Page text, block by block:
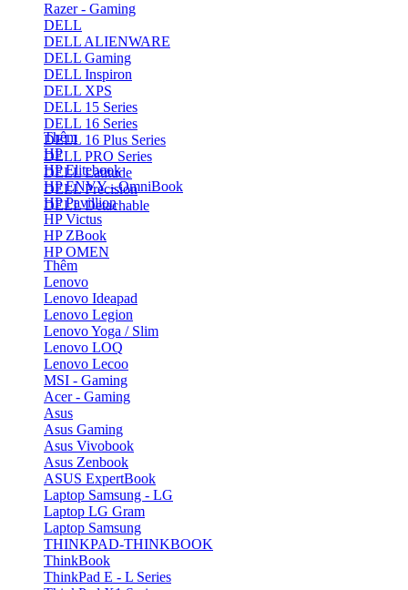
Razer - Gaming
DELL
DELL ALIENWARE
DELL Gaming
DELL Inspiron
DELL XPS
DELL 15 Series
DELL 16 Series
DELL 16 Plus Series
DELL PRO Series
DELL Latitude
DELL Precision
DELL Detachable
Thêm
HP
HP Elitebook
HP ENVY - OmniBook
HP Pavillion
HP Victus
HP ZBook
HP OMEN
Thêm
Lenovo
Lenovo Ideapad
Lenovo Legion
Lenovo Yoga / Slim
Lenovo LOQ
Lenovo Lecoo
MSI - Gaming
Acer - Gaming
Asus
Asus Gaming
Asus Vivobook
Asus Zenbook
ASUS ExpertBook
Laptop Samsung - LG
Laptop LG Gram
Laptop Samsung
THINKPAD-THINKBOOK
ThinkBook
ThinkPad E - L Series